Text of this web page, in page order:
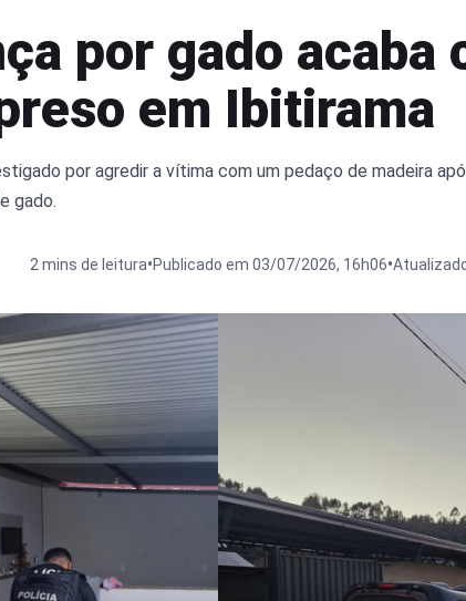
por gado acaba
em Ibitirama
por agredir a vítima com um pedaço de madeira
gado.
2 mins de leitura•Publicado em 03/07/2026, 16h06•